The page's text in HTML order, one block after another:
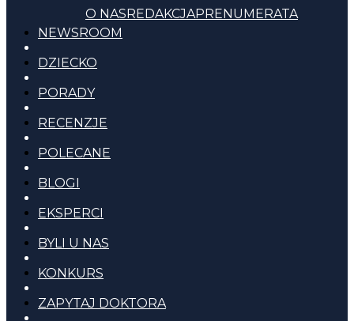
O NASREDAKCJAPRENUMERATA
NEWSROOM
DZIECKO
PORADY
RECENZJE
POLECANE
BLOGI
EKSPERCI
BYLI U NAS
KONKURS
ZAPYTAJ DOKTORA